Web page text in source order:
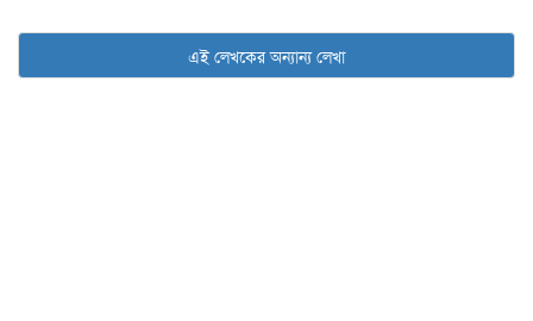
এই লেখকের অন্যান্য লেখা